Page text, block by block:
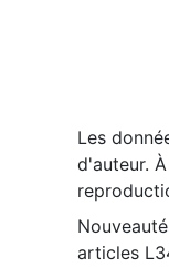
Les
d'auteur.
articles